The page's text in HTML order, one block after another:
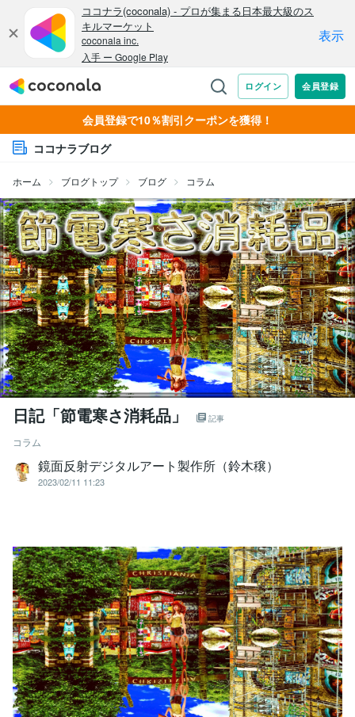
会員登録で10％割引クーポンを獲得！
ココナラブログ
ホーム ブログトップ ブログ コラム
日記「節電寒さ消耗品」 記事
コラム
鏡面反射デジタルアート製作所（鈴木穣）
2023/02/11 11:23